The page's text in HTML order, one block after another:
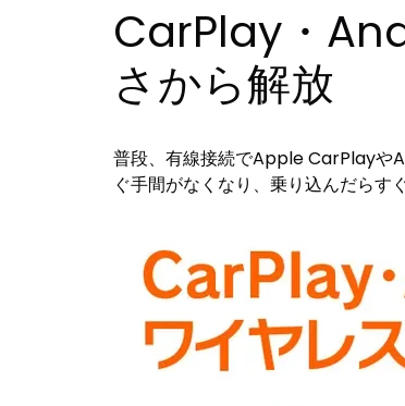
CarPlay・
さから解放
普段、有線接続でApple CarPlayや
ぐ手間がなくなり、乗り込んだら